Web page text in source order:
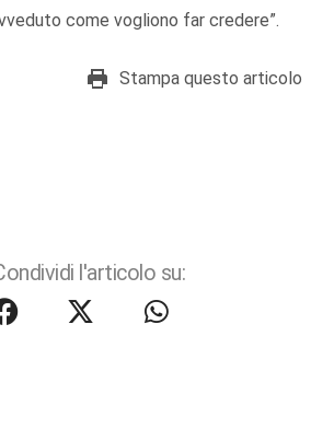
come vogliono far credere”.
Stampa questo articolo
l'articolo su: